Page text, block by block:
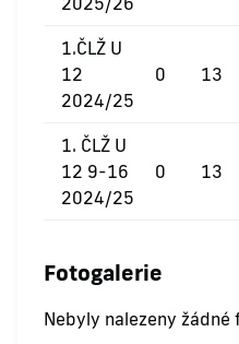
1.ČLŽ U
12
2024/25
0 13
1. ČLŽ U
12 9-16
2024/25
0 13
Fotogalerie
Nebyly nalezeny žádné